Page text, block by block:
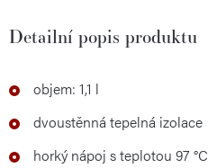
Detailní popis produktu
objem: 1,1 l
dvoustěnná tepelná izolace
horký nápoj s teplotou 97